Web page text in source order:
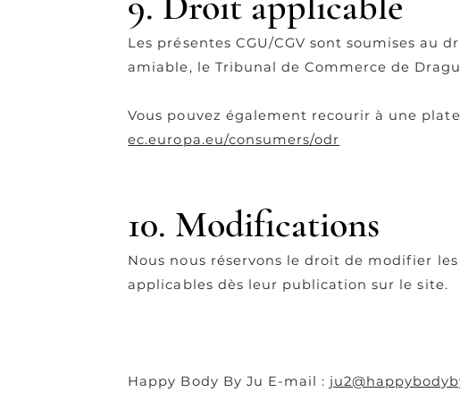
Les présentes CGU/CGV sont soumises
amiable, le Tribunal de Commerce de
Vous pouvez également recourir à une
ec.europa.eu/consumers/odr
10. Modifications
Nous nous réservons le droit de modifier
applicables dès leur publication sur le site.
Happy Body By Ju E-mail :